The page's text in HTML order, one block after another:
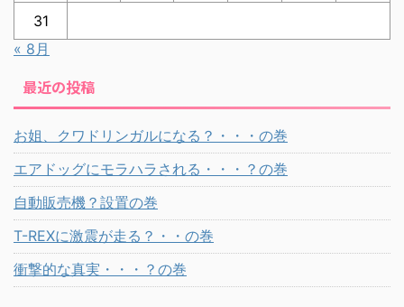
31
« 8月
最近の投稿
お姐、クワドリンガルになる？・・・の巻
エアドッグにモラハラされる・・・？の巻
自動販売機？設置の巻
T-REXに激震が走る？・・の巻
衝撃的な真実・・・？の巻